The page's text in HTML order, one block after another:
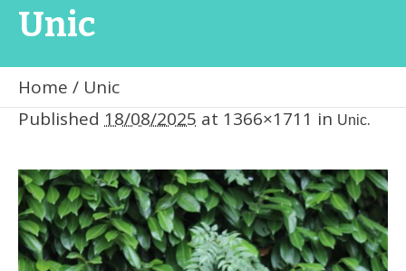
Unic
Home / Unic
Published 18/08/2025 at 1366×1711 in Unic.